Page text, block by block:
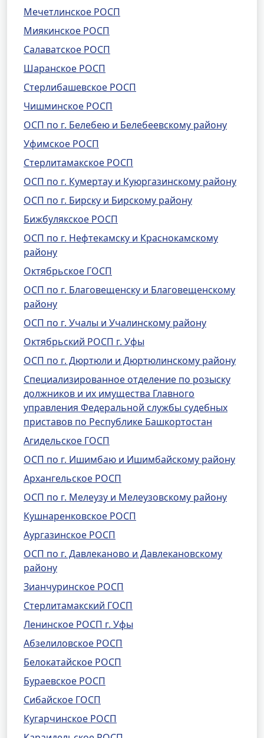
Мечетлинское РОСП
Миякинское РОСП
Салаватское РОСП
Шаранское РОСП
Стерлибашевское РОСП
Чишминское РОСП
ОСП по г. Белебею и Белебеевскому району
Уфимское РОСП
Стерлитамакское РОСП
ОСП по г. Кумертау и Куюргазинскому району
ОСП по г. Бирску и Бирскому району
Бижбулякское РОСП
ОСП по г. Нефтекамску и Краснокамскому
району
Октябрьское ГОСП
ОСП по г. Благовещенску и Благовещенскому
району
ОСП по г. Учалы и Учалинскому району
Октябрьский РОСП г. Уфы
ОСП по г. Дюртюли и Дюртюлинскому району
Специализированное отделение по розыску
должников и их имущества Главного
управления Федеральной службы судебных
приставов по Республике Башкортостан
Агидельское ГОСП
ОСП по г. Ишимбаю и Ишимбайскому району
Архангельское РОСП
ОСП по г. Мелеузу и Мелеузовскому району
Кушнаренковское РОСП
Аургазинское РОСП
ОСП по г. Давлеканово и Давлекановскому
району
Зианчуринское РОСП
Стерлитамакский ГОСП
Ленинское РОСП г. Уфы
Абзелиловское РОСП
Белокатайское РОСП
Бураевское РОСП
Сибайское ГОСП
Кугарчинское РОСП